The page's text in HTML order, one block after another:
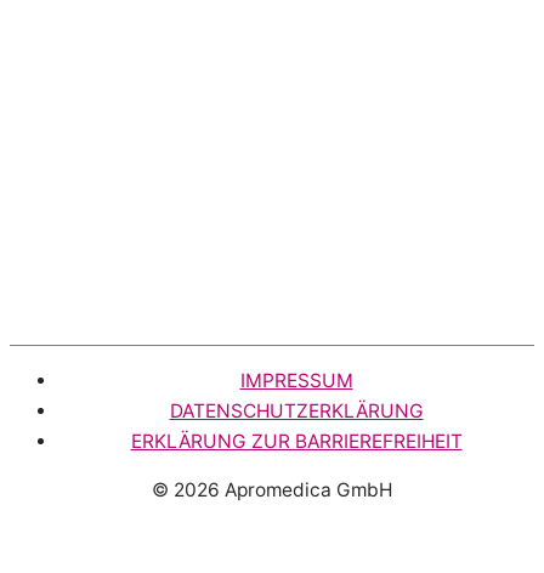
IMPRESSUM
DATENSCHUTZERKLÄRUNG
ERKLÄRUNG ZUR BARRIEREFREIHEIT
© 2026 Apromedica GmbH